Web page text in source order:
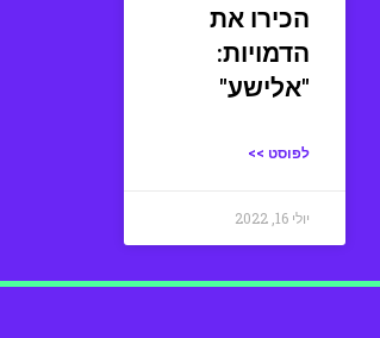
הכירו את
הדמויות:
"אלישע"
לפוסט >>
יולי 16, 2022